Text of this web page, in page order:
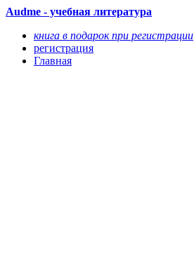
Audme - учебная литература
книга в подарок при регистрации
регистрация
Главная